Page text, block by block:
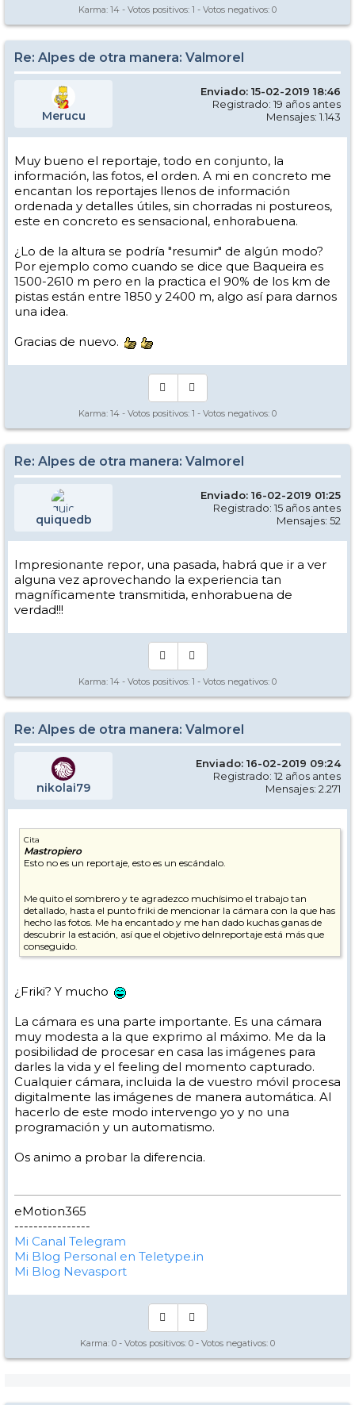
Karma: 14 - Votos positivos: 1 - Votos negativos: 0
Re: Alpes de otra manera: Valmorel
Merucu
Enviado: 15-02-2019 18:46
Registrado: 19 años antes
Mensajes: 1.143
Muy bueno el reportaje, todo en conjunto, la
información, las fotos, el orden. A mi en concreto me
encantan los reportajes llenos de información
ordenada y detalles útiles, sin chorradas ni postureos,
este en concreto es sensacional, enhorabuena.
¿Lo de la altura se podría "resumir" de algún modo?
Por ejemplo como cuando se dice que Baqueira es
1500-2610 m pero en la practica el 90% de los km de
pistas están entre 1850 y 2400 m, algo así para darnos
una idea.
Gracias de nuevo.
Karma: 14 - Votos positivos: 1 - Votos negativos: 0
Re: Alpes de otra manera: Valmorel
quiquedb
Enviado: 16-02-2019 01:25
Registrado: 15 años antes
Mensajes: 52
Impresionante repor, una pasada, habrá que ir a ver
alguna vez aprovechando la experiencia tan
magníficamente transmitida, enhorabuena de
verdad!!!
Karma: 14 - Votos positivos: 1 - Votos negativos: 0
Re: Alpes de otra manera: Valmorel
nikolai79
Enviado: 16-02-2019 09:24
Registrado: 12 años antes
Mensajes: 2.271
Cita
Mastropiero
Esto no es un reportaje, esto es un escándalo.
Me quito el sombrero y te agradezco muchísimo el trabajo tan
detallado, hasta el punto friki de mencionar la cámara con la que has
hecho las fotos. Me ha encantado y me han dado kuchas ganas de
descubrir la estación, así que el objetivo delnreportaje está más que
conseguido.
¿Friki? Y mucho
La cámara es una parte importante. Es una cámara
muy modesta a la que exprimo al máximo. Me da la
posibilidad de procesar en casa las imágenes para
darles la vida y el feeling del momento capturado.
Cualquier cámara, incluida la de vuestro móvil procesa
digitalmente las imágenes de manera automática. Al
hacerlo de este modo intervengo yo y no una
programación y un automatismo.
Os animo a probar la diferencia.
eMotion365
----------------
Mi Canal Telegram
Mi Blog Personal en Teletype.in
Mi Blog Nevasport
Karma: 0 - Votos positivos: 0 - Votos negativos: 0